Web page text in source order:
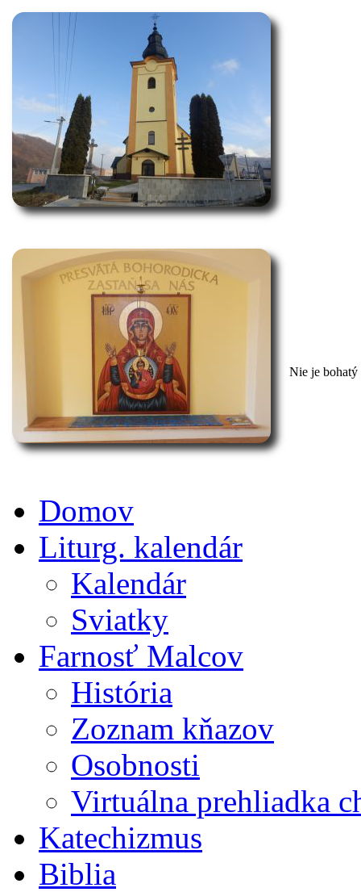
Nie je bohatý
Domov
Liturg. kalendár
Kalendár
Sviatky
Farnosť Malcov
História
Zoznam kňazov
Osobnosti
Virtuálna prehliadka
Katechizmus
Biblia